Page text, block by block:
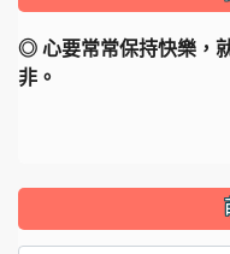
◎ 心要常常保持快樂，
非。